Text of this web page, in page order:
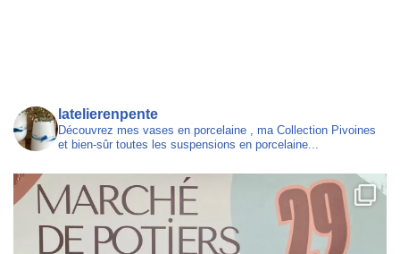
latelierenpente
Découvrez mes vases en porcelaine , ma Collection Pivoines
et bien-sûr toutes les suspensions en porcelaine...